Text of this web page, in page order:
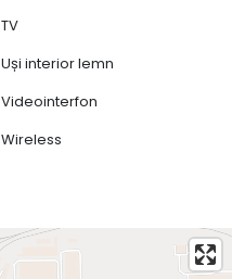
TV
Uși interior lemn
Videointerfon
Wireless